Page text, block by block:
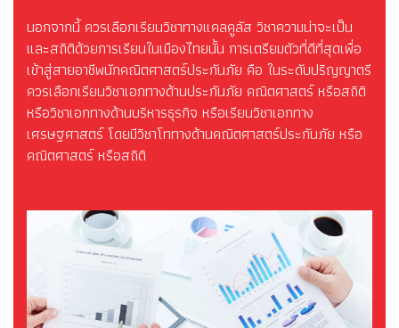
นอกจากนี้ ควรเลือกเรียนวิชาทางแคลคูลัส วิชาความน่าจะเป็น
และสถิติด้วยการเรียนในเมืองไทยนั้น การเตรียมตัวที่ดีที่สุดเพื่อ
เข้าสู่สายอาชีพนักคณิตศาสตร์ประกันภัย คือ ในระดับปริญญาตรี
ควรเลือกเรียนวิชาเอกทางด้านประกันภัย คณิตศาสตร์ หรือสถิติ
หรือวิชาเอกทางด้านบริหารธุรกิจ หรือเรียนวิชาเอกทาง
เศรษฐศาสตร์ โดยมีวิชาโททางด้านคณิตศาสตร์ประกันภัย หรือ
คณิตศาสตร์ หรือสถิติ